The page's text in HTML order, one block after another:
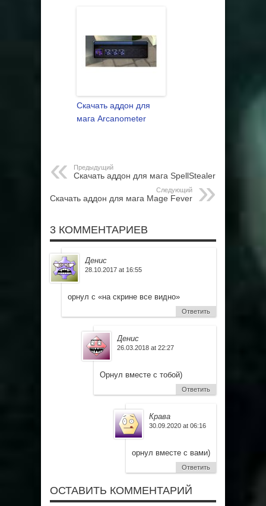
Скачать аддон для
мага Arcanometer
Предыдущий
Скачать аддон для мага SpellStealer
Следующий
Скачать аддон для мага Mage Fever
3 КОММЕНТАРИЕВ
Денис
28.10.2017 at 16:55
орнул с «на скрине все видно»
Ответить
Денис
26.03.2018 at 22:27
Орнул вместе с тобой)
Ответить
Крава
30.09.2020 at 06:16
орнул вместе с вами)
Ответить
ОСТАВИТЬ КОММЕНТАРИЙ